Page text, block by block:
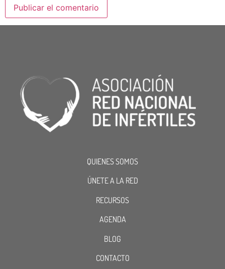
QUIENES SOMOS
ÚNETE A LA RED
RECURSOS
AGENDA
BLOG
CONTACTO